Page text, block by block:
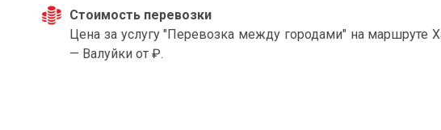
Стоимость перевозки
Цена за услугу "Перевозка между городами" на маршруте
— Валуйки от ₽.